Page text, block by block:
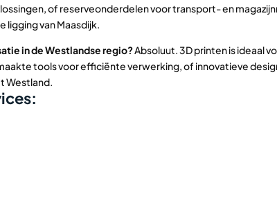
of reserveonderdelen voor transport- en
van Maasdijk.
in de Westlandse regio?Absoluut. 3D printen is ideaal
tools voor efficiënte verwerking, of innovatieve
Westland.